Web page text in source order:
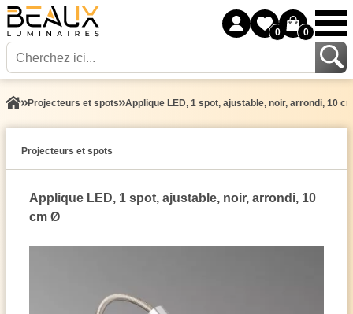
0 0
Projecteurs et spots Applique LED, 1 spot, ajustable, noir, arrondi, 10
Projecteurs et spots
Applique LED, 1 spot, ajustable, noir, arrondi, 10
cm Ø